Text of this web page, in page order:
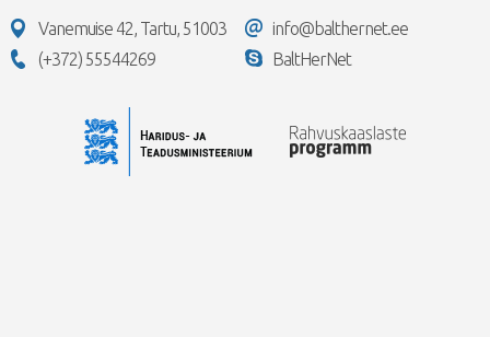
Vanemuise 42, Tartu, 51003
info@balthernet.ee
(+372) 55544269
BaltHerNet